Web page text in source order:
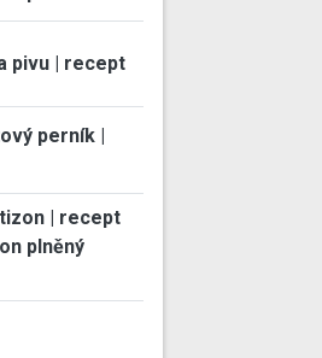
pivu | recept
perník |
| recept
plněný